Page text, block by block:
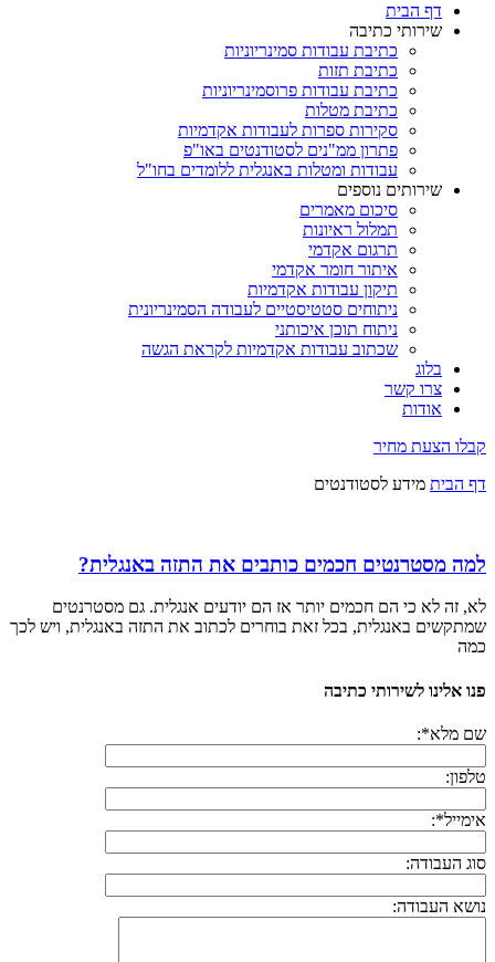
דף הבית
שירותי כתיבה
כתיבת עבודות סמינריוניות
כתיבת תזות
כתיבת עבודות פרוסמינריוניות
כתיבת מטלות
סקירות ספרות לעבודות אקדמיות
פתרון ממ"נים לסטודנטים באו"פ
עבודות ומטלות באנגלית ללומדים בחו"ל
שירותים נוספים
סיכום מאמרים
תמלול ראיונות
תרגום אקדמי
איתור חומר אקדמי
תיקון עבודות אקדמיות
ניתוחים סטטיסטיים לעבודה הסמינריונית
ניתוח תוכן איכותני
שכתוב עבודות אקדמיות לקראת הגשה
בלוג
צרו קשר
אודות
קבלו הצעת מחיר
דף הבית מידע לסטודנטים
למה מסטרנטים חכמים כותבים את התזה באנגלית?
לא, זה לא כי הם חכמים יותר אז הם יודעים אנגלית. גם מסטרנטים
שמתקשים באנגלית, בכל זאת בוחרים לכתוב את התזה באנגלית, ויש לכך
כמה
פנו אלינו לשירותי כתיבה
שם מלא*:
טלפון:
אימייל*:
סוג העבודה:
נושא העבודה: